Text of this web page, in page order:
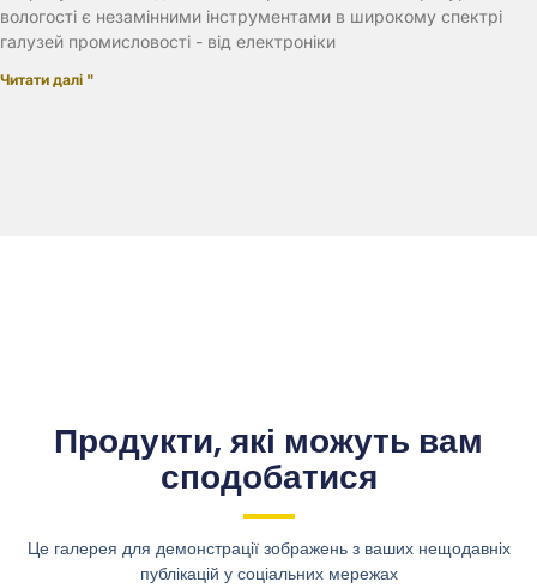
вологості є незамінними інструментами в широкому спектрі
галузей промисловості - від електроніки
Читати далі "
Продукти, які можуть вам
сподобатися
Це галерея для демонстрації зображень з ваших нещодавніх
публікацій у соціальних мережах